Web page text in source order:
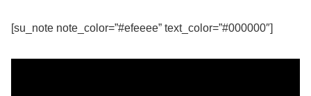
[su_note note_color=”#efeeee” text_color=”#000000″]